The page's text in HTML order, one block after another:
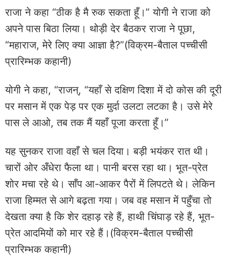
राजा ने कहा “ठीक है मै रुक सकता हूँ।” योगी ने राजा को
अपने पास बिठा लिया। थोड़ी देर बैठकर राजा ने पूछा,
“महाराज, मेरे लिए क्या आज्ञा है?”(विक्रम-बैताल पच्चीसी
प्रारिम्भक कहानी)
योगी ने कहा, “राजन्, “यहाँ से दक्षिण दिशा में दो कोस की दूरी
पर मसान में एक पेड़ पर एक मुर्दा उलटा लटका है। उसे मेरे
पास ले आओ, तब तक मैं यहाँ पूजा करता हूँ।”
यह सुनकर राजा वहाँ से चल दिया। बड़ी भयंकर रात थी।
चारों ओर अँधेरा फैला था। पानी बरस रहा था। भूत-प्रेत
शोर मचा रहे थे। साँप आ-आकर पैरों में लिपटते थे। लेकिन
राजा हिम्मत से आगे बढ़ता गया। जब वह मसान में पहुँचा तो
देखता क्या है कि शेर दहाड़ रहे हैं, हाथी चिंघाड़ रहे हैं, भूत-
प्रेत आदमियों को मार रहे हैं।(विक्रम-बैताल पच्चीसी
प्रारिम्भक कहानी)